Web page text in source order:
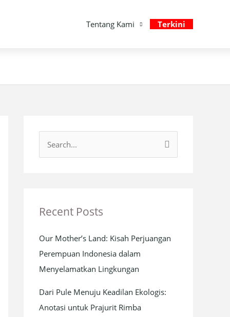
Tentang Kami Terkini
c
f
o
r
Recent Posts
Our Mother’s Land: Kisah Perjuangan
Perempuan Indonesia dalam
Menyelamatkan Lingkungan
Dari Pule Menuju Keadilan Ekologis:
Anotasi untuk Prajurit Rimba